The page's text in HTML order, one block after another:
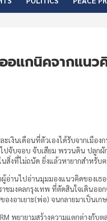
อแกนิคจากแน
งินเดือนที่ตัวเองได้รับจากเมือง
ปจับจอบ จับเสียม พรวนดิน ปลูกผั
สิ่งที่ไม่ถนัด ยิ่งแล้วหายากสำหรับ
อ่านไปอ่านมุมมองแนวคิดของเ
มงคลกรุงเทพ ที่ตัดสินใจเดินออ
งอาเยาะ(พ่อ) จนกลายมาเป็นเก
พยายามสร้างความแตกต่างกั